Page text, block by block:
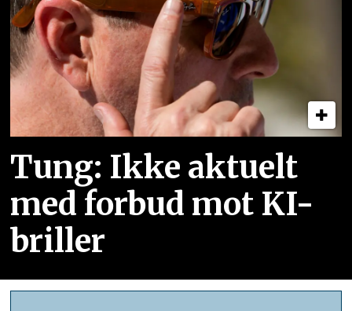
Tung: Ikke aktuelt
med forbud mot KI-
briller